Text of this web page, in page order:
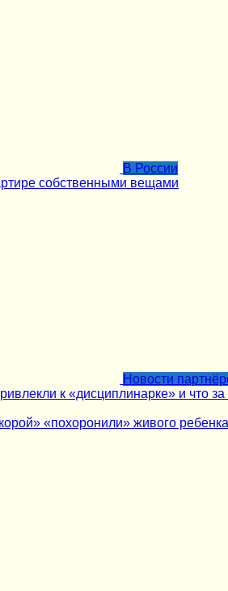
В России
собственными вещами
Новости
к «дисциплинарке» и что
«похоронили» живого ребенка